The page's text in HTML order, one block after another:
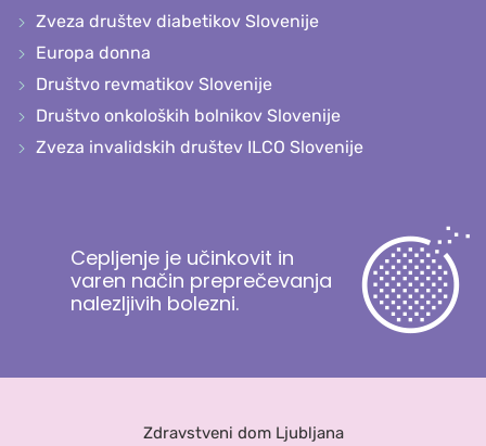
Zveza društev diabetikov Slovenije
Europa donna
Društvo revmatikov Slovenije
Društvo onkoloških bolnikov Slovenije
Zveza invalidskih društev ILCO Slovenije
Cepljenje je učinkovit in
varen način preprečevanja
nalezljivih bolezni.
Zdravstveni dom Ljubljana